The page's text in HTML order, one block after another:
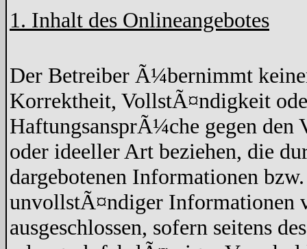
1. Inhalt des Onlineangebotes
Der Betreiber Ã¼bernimmt
Korrektheit, VollstÃ¤ndigkeit
HaftungsansprÃ¼che gegen den
oder ideeller Art beziehen, die
dargebotenen Informationen
unvollstÃ¤ndiger Informationen
ausgeschlossen, sofern seitens